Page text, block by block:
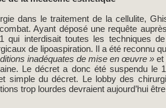
dans le traitement de la cellulite,
Ayant déposé une requête
interdisait toutes les techniques
de lipoaspiration. Il a été reconnu
inadéquates de mise en œuvre » et
Le décret a donc été suspendu le
simple du décret. Le lobby des
trop lourdes devraient aujourd’hui